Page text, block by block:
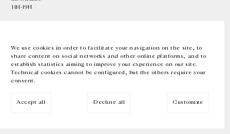
We use cookies in order to facilitate your navigation on the site, to
share content on social networks and other online platforms, and to
establish statistics aiming to improve your experience on our site.
Technical cookies cannot be configured, but the others require your
consent.
Accept all Decline all Customize
11H-19H
EN FR 中文 Facebook Instagram
Inscrivez-vous à notre newsletter